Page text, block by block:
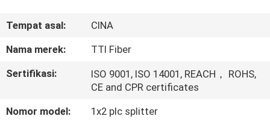
TENTANG
KAMI
TUR
PABRIK
Tempat asal:
CINA
Nama merek:
TTI Fiber
Sertifikasi:
ISO 9001, ISO 14001, REACH， ROHS,
CE and CPR certificates
Nomor model:
1x2 plc splitter